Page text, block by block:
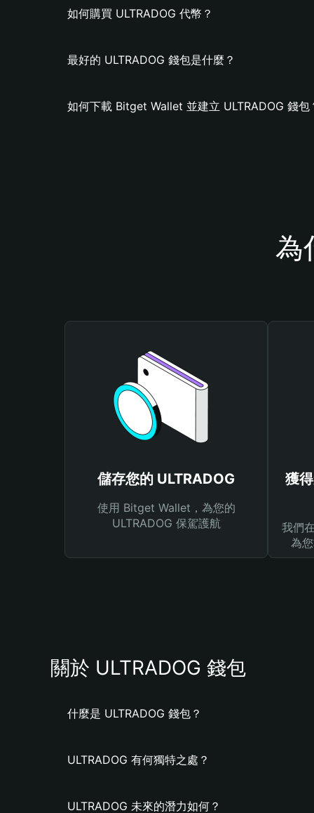
如何購買 ULTRADOG 代幣？
最好的 ULTRADOG 錢包是什麼？
如何下載 Bitget Wallet 並建立 ULTRADOG 錢包
為
儲存您的 ULTRADOG
使用 Bitget Wallet，為您的
ULTRADOG 保駕護航
獲
我們
為
關於 ULTRADOG 錢包
什麼是 ULTRADOG 錢包？
ULTRADOG 有何獨特之處？
ULTRADOG 未來的潛力如何？